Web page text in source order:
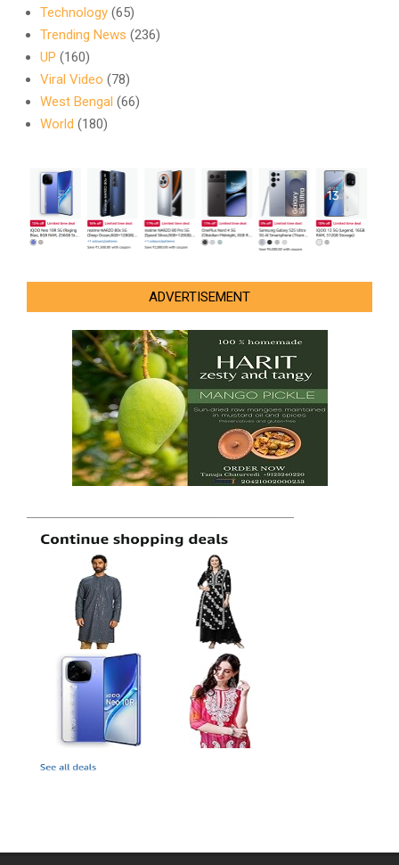
Technology (65)
Trending News (236)
UP (160)
Viral Video (78)
West Bengal (66)
World (180)
ADVERTISEMENT